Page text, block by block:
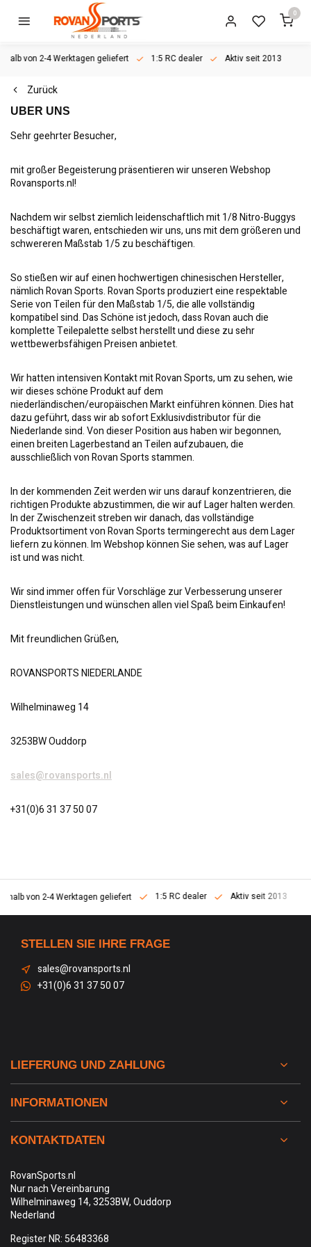
0
von 2-4 Werktagen geliefert 1:5 RC dealer Aktiv seit 2013
Zurück
UBER UNS
Sehr geehrter Besucher,
mit großer Begeisterung präsentieren wir unseren Webshop
Rovansports.nl!
Nachdem wir selbst ziemlich leidenschaftlich mit 1/8 Nitro-Buggys
beschäftigt waren, entschieden wir uns, uns mit dem größeren und
schwereren Maßstab 1/5 zu beschäftigen.
So stießen wir auf einen hochwertigen chinesischen Hersteller,
nämlich Rovan Sports. Rovan Sports produziert eine respektable
Serie von Teilen für den Maßstab 1/5, die alle vollständig
kompatibel sind. Das Schöne ist jedoch, dass Rovan auch die
komplette Teilepalette selbst herstellt und diese zu sehr
wettbewerbsfähigen Preisen anbietet.
Wir hatten intensiven Kontakt mit Rovan Sports, um zu sehen, wie
wir dieses schöne Produkt auf dem
niederländischen/europäischen Markt einführen können. Dies hat
dazu geführt, dass wir ab sofort Exklusivdistributor für die
Niederlande sind. Von dieser Position aus haben wir begonnen,
einen breiten Lagerbestand an Teilen aufzubauen, die
ausschließlich von Rovan Sports stammen.
In der kommenden Zeit werden wir uns darauf konzentrieren, die
richtigen Produkte abzustimmen, die wir auf Lager halten werden.
In der Zwischenzeit streben wir danach, das vollständige
Produktsortiment von Rovan Sports termingerecht aus dem Lager
liefern zu können. Im Webshop können Sie sehen, was auf Lager
ist und was nicht.
Wir sind immer offen für Vorschläge zur Verbesserung unserer
Dienstleistungen und wünschen allen viel Spaß beim Einkaufen!
Mit freundlichen Grüßen,
ROVANSPORTS NIEDERLANDE
Wilhelminaweg 14
3253BW Ouddorp
sales@rovansports.nl
+31(0)6 31 37 50 07
von 2-4 Werktagen geliefert 1:5 RC dealer Aktiv seit 2013
STELLEN SIE IHRE FRAGE
sales@rovansports.nl
+31(0)6 31 37 50 07
LIEFERUNG UND ZAHLUNG
INFORMATIONEN
KONTAKTDATEN
RovanSports.nl
Nur nach Vereinbarung
Wilhelminaweg 14, 3253BW, Ouddorp
Nederland
Register NR: 56483368